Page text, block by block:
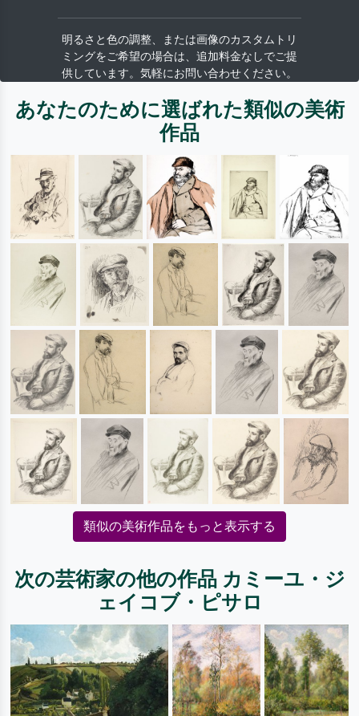
明るさと色の調整、または画像のカスタムトリ
ミングをご希望の場合は、追加料金なしでご提
供しています。気軽にお問い合わせください。
あなたのために選ばれた類似の美術
作品
類似の美術作品をもっと表示する
次の芸術家の他の作品 カミーユ・ジ
ェイコブ・ピサロ